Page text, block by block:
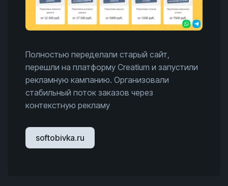
Полностью переделали старый сайт,
перешли на платформу Creatium и запустили
рекламную кампанию. Организовали
стабильный поток заказов через
контекстную рекламу
softobivka.ru